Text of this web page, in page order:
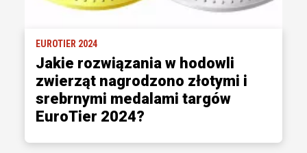
EUROTIER 2024
Jakie rozwiązania w hodowli
zwierząt nagrodzono złotymi i
srebrnymi medalami targów
EuroTier 2024?